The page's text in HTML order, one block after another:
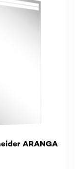
ARANGA